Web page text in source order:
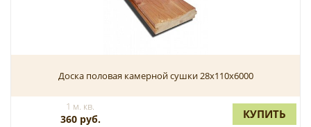
Доска половая камерной сушки 28x110x6000
1 м. кв.
360 руб. КУПИТЬ